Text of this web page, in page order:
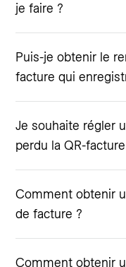
je faire ?
Puis-je obtenir le
facture qui
Je souhaite régler
perdu la QR-
Comment obtenir
de facture ?
Comment obtenir